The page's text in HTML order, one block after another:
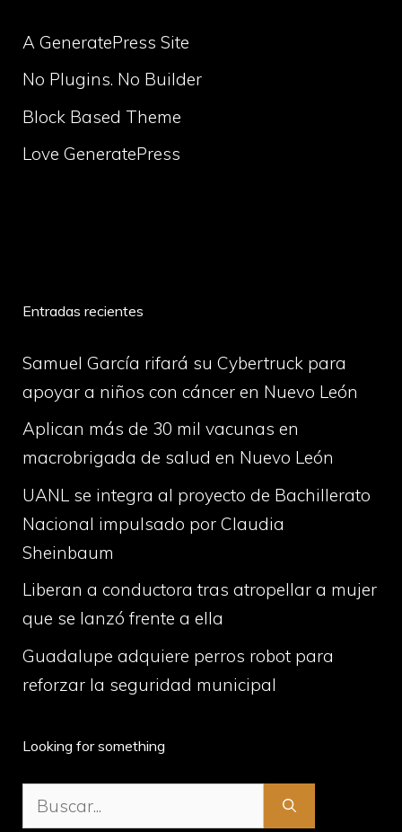
A GeneratePress Site
No Plugins. No Builder
Block Based Theme
Love GeneratePress
Entradas recientes
Samuel García rifará su Cybertruck para
apoyar a niños con cáncer en Nuevo León
Aplican más de 30 mil vacunas en
macrobrigada de salud en Nuevo León
UANL se integra al proyecto de Bachillerato
Nacional impulsado por Claudia
Sheinbaum
Liberan a conductora tras atropellar a mujer
que se lanzó frente a ella
Guadalupe adquiere perros robot para
reforzar la seguridad municipal
Looking for something
Buscar: